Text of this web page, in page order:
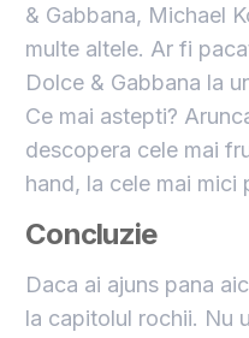
& Gabbana, Michael
multe altele. Ar fi
Dolce & Gabbana la
Ce mai astepti?
descopera cele mai
hand, la cele mai mici
Concluzie
Daca ai ajuns pana
la capitolul rochii. Nu